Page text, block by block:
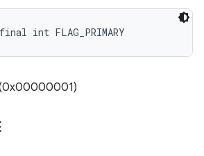
int FLAG_PRIMARY